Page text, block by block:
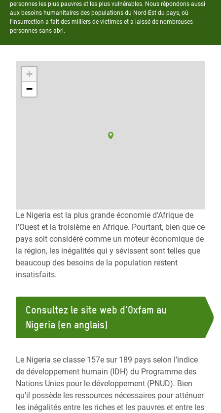
personnes les plus pauvres et les plus vulnérables. Nous répondons aussi
aux besoins humanitaires des populations du Nord-Est du pays, où
l’insurrection a fait des milliers de victimes et a laissé de nombreuses
personnes sans abri.
+
−
Le Nigeria est la plus grande économie d’Afrique de
l’Ouest et la troisième en Afrique. Pourtant, bien que ce
pays soit considéré comme un moteur économique de
la région, les inégalités qui y sévissent sont telles que
beaucoup des besoins de la population restent
insatisfaits.
Consultez le site web d'Oxfam au
Nigeria (en anglais)
Le Nigeria se classe 157e sur 189 pays selon l’indice
de développement humain (IDH) du Programme des
Nations Unies pour le développement (PNUD). Bien
qu’il possède les ressources nécessaires pour atténuer
les inégalités entre les riches et les pauvres et entre les